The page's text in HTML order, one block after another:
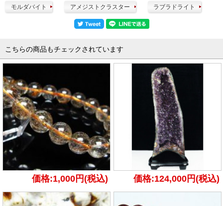
モルダバイト アメジストクラスター ラブラドライト
こちらの商品もチェックされています
価格:1,000円(税込) 価格:124,000円(税込)